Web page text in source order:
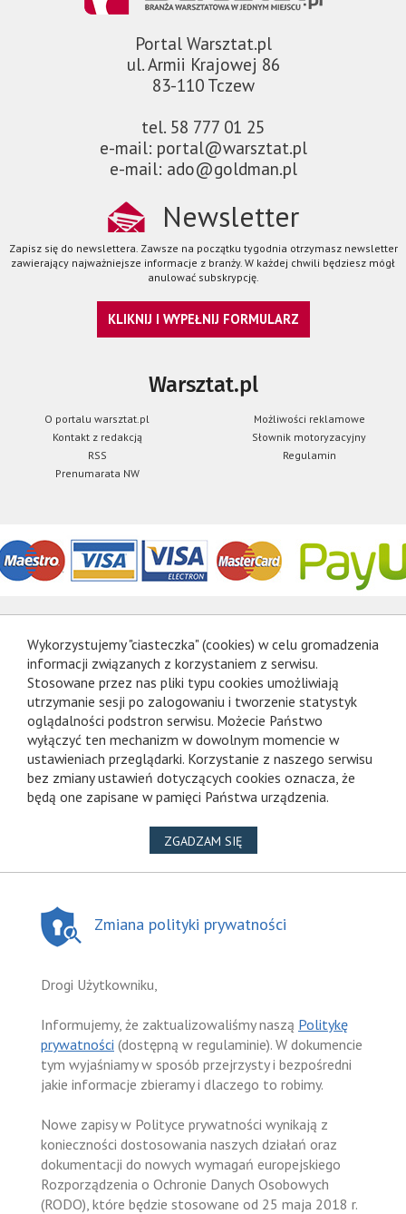
Portal Warsztat.pl
ul. Armii Krajowej 86
83-110 Tczew
tel. 58 777 01 25
e-mail: portal@warsztat.pl
e-mail: ado@goldman.pl
Newsletter
Zapisz się do newslettera. Zawsze na początku tygodnia otrzymasz newsletter
zawierający najważniejsze informacje z branży. W każdej chwili będziesz mógł
anulować subskrypcję.
KLIKNIJ I WYPEŁNIJ FORMULARZ
Warsztat.pl
O portalu warsztat.pl
Możliwości reklamowe
Kontakt z redakcją
Słownik motoryzacyjny
RSS
Regulamin
Prenumarata NW
Wykorzystujemy "ciasteczka" (cookies) w celu gromadzenia
informacji związanych z korzystaniem z serwisu.
Stosowane przez nas pliki typu cookies umożliwiają
utrzymanie sesji po zalogowaniu i tworzenie statystyk
oglądalności podstron serwisu. Możecie Państwo
wyłączyć ten mechanizm w dowolnym momencie w
ustawieniach przeglądarki. Korzystanie z naszego serwisu
bez zmiany ustawień dotyczących cookies oznacza, że
będą one zapisane w pamięci Państwa urządzenia.
ZGADZAM SIĘNA WYKORZYSTANIE PLIKÓW
Zmiana polityki prywatności
Drogi Użytkowniku,
Informujemy, że zaktualizowaliśmy naszą Politykę
prywatności (dostępną w regulaminie). W dokumencie
tym wyjaśniamy w sposób przejrzysty i bezpośredni
jakie informacje zbieramy i dlaczego to robimy.
Nowe zapisy w Polityce prywatności wynikają z
konieczności dostosowania naszych działań oraz
dokumentacji do nowych wymagań europejskiego
Rozporządzenia o Ochronie Danych Osobowych
(RODO), które będzie stosowane od 25 maja 2018 r.